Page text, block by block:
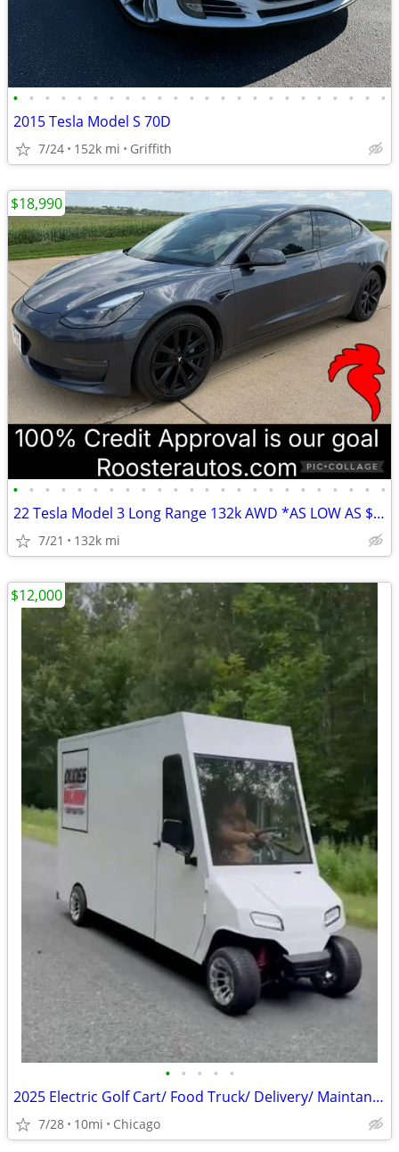
• • • • • • • • • • • • • • • • • • • • • • • •
2015 Tesla Model S 70D
7/24 152k mi Griffith
• • • • • • • • • • • • • • • • • • • • • • • •
22 Tesla Model 3 Long Range 132k AWD *AS LOW AS $500 DOWN
7/21 132k mi
$18,990
• • • • •
2025 Electric Golf Cart/ Food Truck/ Delivery/ Maintanence
7/28 10mi Chicago
$12,000